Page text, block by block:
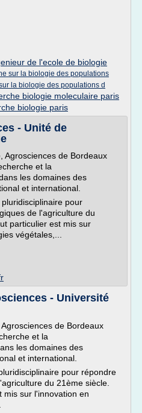
de l'ecole de biologie
sur la biologie des populations
la biologie des populations d
biologie moleculaire paris
biologie paris
- Unité de
Agrosciences de Bordeaux
et la
les domaines des
et international.
pour
de l'agriculture du
particulier est mis sur
végétales,...
- Université
de Bordeaux
et la
les domaines des
et international.
pour répondre
du 21ème siècle.
mis sur l'innovation en